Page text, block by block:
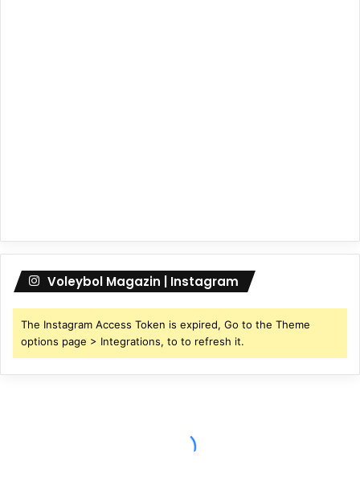
Voleybol Magazin | Instagram
The Instagram Access Token is expired, Go to the Theme
options page > Integrations, to to refresh it.